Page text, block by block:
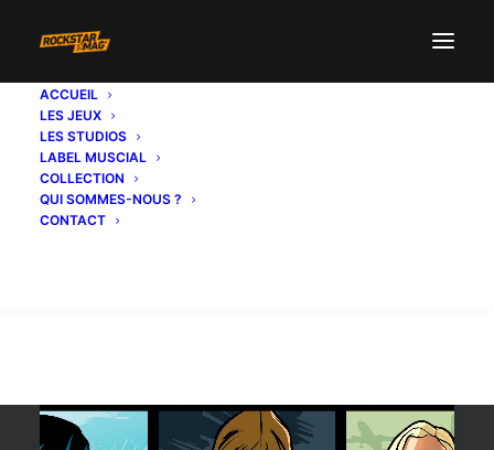
ACCUEIL
LES JEUX
LES STUDIOS
LABEL MUSCIAL
COLLECTION
QUI SOMMES-NOUS ?
CONTACT